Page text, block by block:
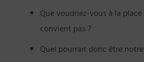
Que voudriez-vous à la
convient pas ?
Quel pourrait donc être